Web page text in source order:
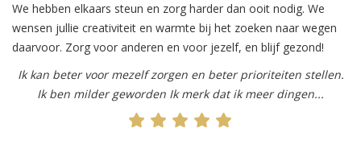
We hebben elkaars steun en zorg harder dan ooit nodig. We
wensen jullie creativiteit en warmte bij het zoeken naar wegen
daarvoor. Zorg voor anderen en voor jezelf, en blijf gezond!
Ik kan beter voor mezelf zorgen en beter prioriteiten stellen.
Ik ben milder geworden Ik merk dat ik meer dingen...